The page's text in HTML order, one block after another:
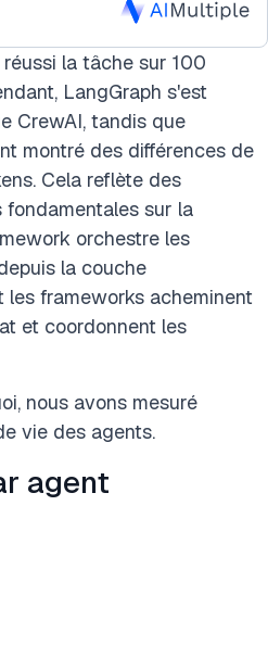
la tâche sur 100
LangGraph s'est
CrewAI, tandis que
montré des différences de
Cela reflète des
sur la
orchestre les
la couche
les frameworks acheminent
et coordonnent les
nous avons mesuré
vie des agents.
agent